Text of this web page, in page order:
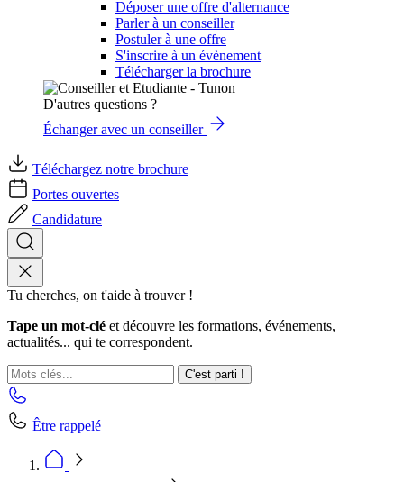
Déposer une offre d'alternance
Parler à un conseiller
Postuler à une offre
S'inscrire à un évènement
Télécharger la brochure
D'autres questions ?
Échanger avec un conseiller
Téléchargez notre brochure
Portes ouvertes
Candidature
Tu cherches, on t'aide à trouver !
Tape un mot-clé et découvre les formations, événements,
actualités... qui te correspondent.
C'est parti !
Être rappelé